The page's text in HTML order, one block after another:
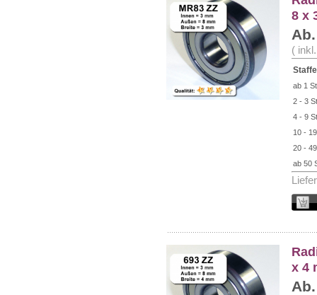
8 x
(
ab 1
2 - 3
4 - 9
10 -
20 -
ab 50
x 4